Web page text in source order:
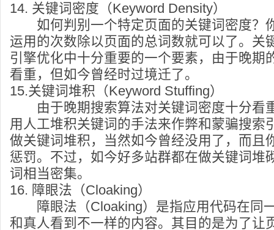
14. 关键词密度（Keyword Density）
如何判别一个特定页面的关键词密度？
运用的次数除以页面的总词数就可以了。关
引擎优化中十分重要的一个要素，由于晚期
看重，但如今曾经时过境迁了。
15.关键词堆积（Keyword Stuffing）
由于晚期搜索算法对关键词密度十分看
用人工堆积关键词的手法来作弊和蒙骗搜索
做关键词堆积，当然如今曾经没用了，而且
惩罚。不过，如今好多站群都在做关键词堆
词相当密集。
16. 障眼法（Cloaking）
障眼法（Cloaking）是指应用代码在同
和真人看到不一样的内容。其目的是为了让